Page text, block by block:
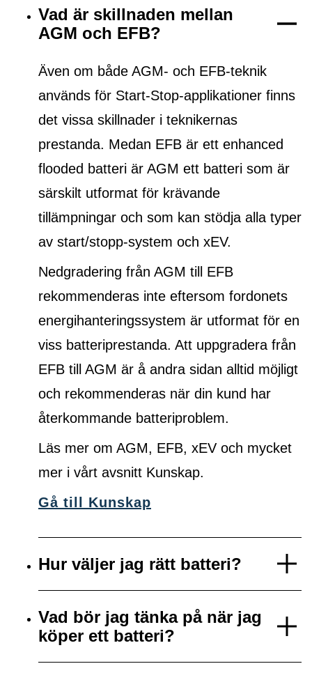
Vad är skillnaden mellan
AGM och EFB?
Även om både AGM- och EFB-teknik
används för Start-Stop-applikationer finns
det vissa skillnader i teknikernas
prestanda. Medan EFB är ett enhanced
flooded batteri är AGM ett batteri som är
särskilt utformat för krävande
tillämpningar och som kan stödja alla typer
av start/stopp-system och xEV.
Nedgradering från AGM till EFB
rekommenderas inte eftersom fordonets
energihanteringssystem är utformat för en
viss batteriprestanda. Att uppgradera från
EFB till AGM är å andra sidan alltid möjligt
och rekommenderas när din kund har
återkommande batteriproblem.
Läs mer om AGM, EFB, xEV och mycket
mer i vårt avsnitt Kunskap.
Gå till Kunskap
Hur väljer jag rätt batteri?
Vad bör jag tänka på när jag
köper ett batteri?